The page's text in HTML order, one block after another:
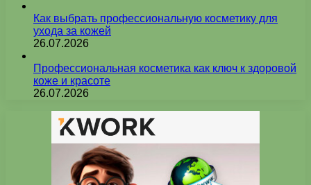
Как выбрать профессиональную косметику для
ухода за кожей
26.07.2026
Профессиональная косметика как ключ к здоровой
коже и красоте
26.07.2026